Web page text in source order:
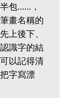
包……，
畫名稱的
上後下、
識字的結
以記得清
字寫漂